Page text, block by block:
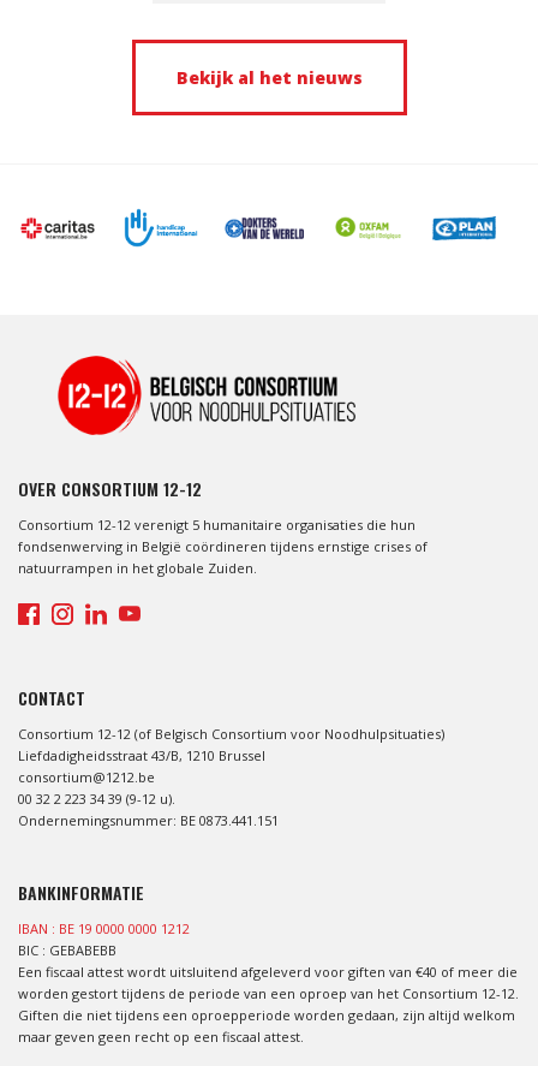
Bekijk al het nieuws
OVER CONSORTIUM 12-12
Consortium 12-12 verenigt 5 humanitaire organisaties die hun
fondsenwerving in België coördineren tijdens ernstige crises of
natuurrampen in het globale Zuiden.
CONTACT
Consortium 12-12 (of Belgisch Consortium voor Noodhulpsituaties)
Liefdadigheidsstraat 43/B, 1210 Brussel
consortium@1212.be
00 32 2 223 34 39 (9-12 u).
Ondernemingsnummer: BE 0873.441.151
BANKINFORMATIE
IBAN : BE 19 0000 0000 1212
BIC : GEBABEBB
Een fiscaal attest wordt uitsluitend afgeleverd voor giften van €40 of meer die
worden gestort tijdens de periode van een oproep van het Consortium 12-12.
Giften die niet tijdens een oproepperiode worden gedaan, zijn altijd welkom
maar geven geen recht op een fiscaal attest.